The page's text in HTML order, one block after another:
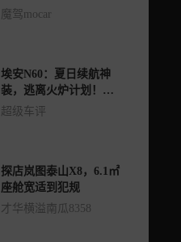
魔驾mocar
埃安N60：夏日续航神
装，逃离火炉计划！看
女车主极限闯关！
超级车评
探店岚图泰山X8，6.1㎡
座舱宽适到犯规
才华横溢南瓜8358